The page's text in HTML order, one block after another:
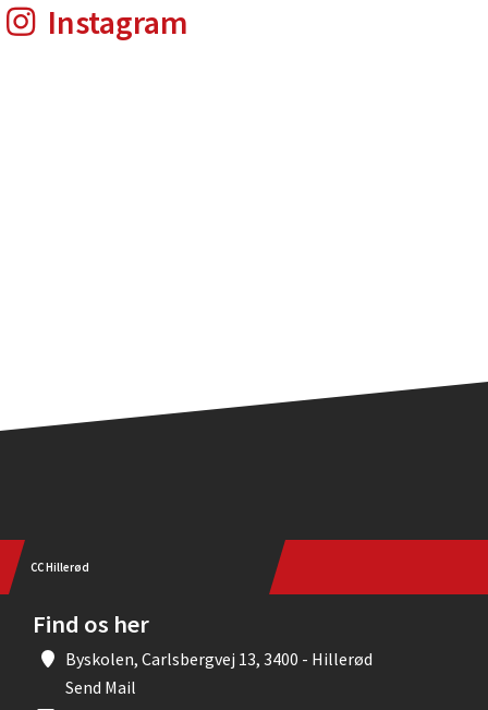
Instagram
CC Hillerød
Find os her
Byskolen, Carlsbergvej 13, 3400 - Hillerød
Send Mail